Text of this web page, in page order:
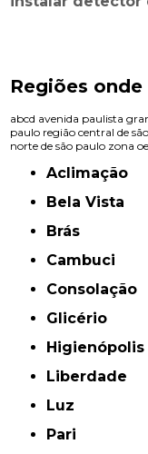
Regiões
abcd avenida paulista
paulo região central de
norte de são paulo zona
Aclimação
Bela Vista
Brás
Cambuci
Consolação
Glicério
Higienópolis
Liberdade
Luz
Pari